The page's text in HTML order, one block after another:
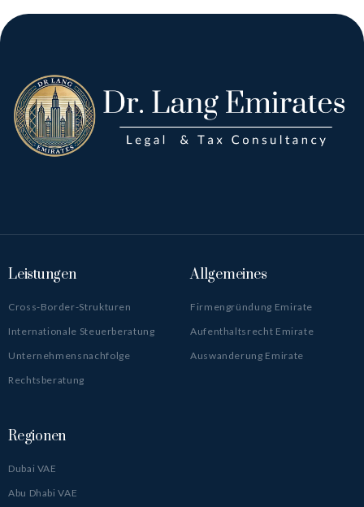
Leistungen
Cross-Border-Strukturen
Internationale Steuerberatung
Unternehmensnachfolge
Rechtsberatung
Allgemeines
Firmengründung Emirate
Aufenthaltsrecht Emirate
Auswanderung Emirate
Regionen
Dubai VAE
Abu Dhabi VAE